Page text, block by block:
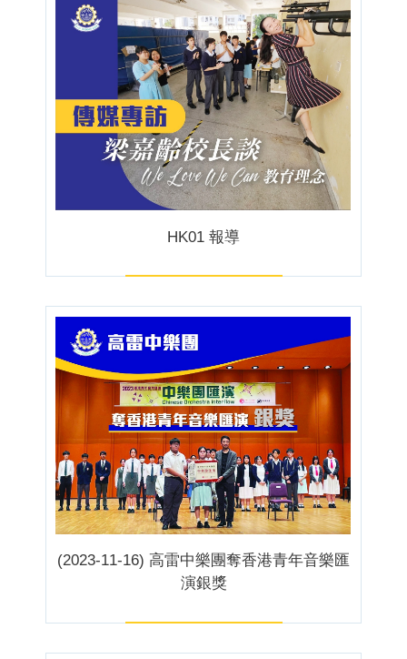
HK01 報導
(2023-11-16) 高雷中樂團奪香港青年音樂匯
演銀獎